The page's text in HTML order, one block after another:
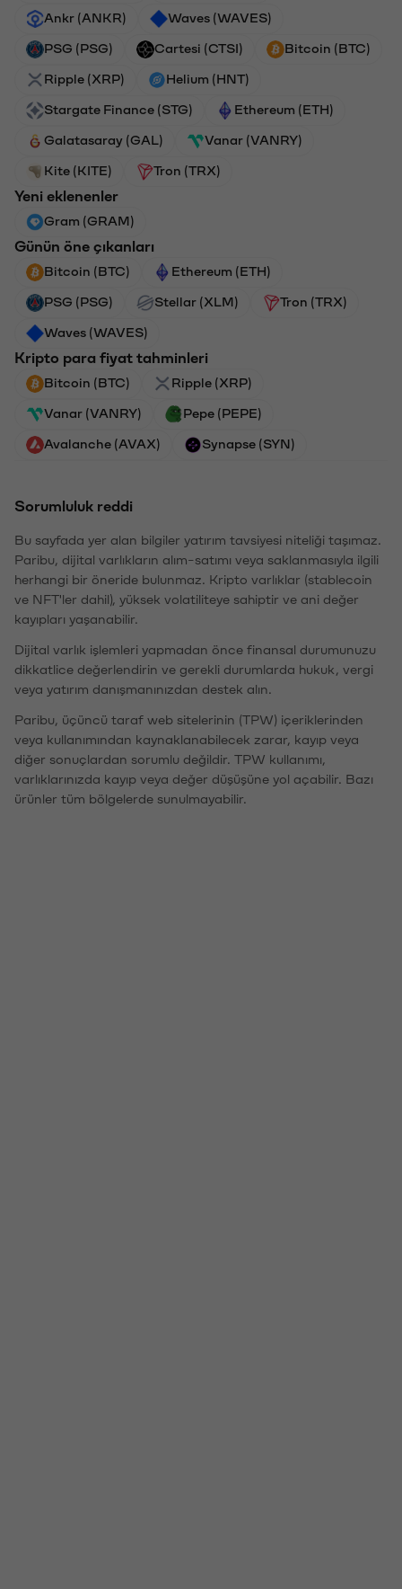
Ankr (ANKR) Waves (WAVES)
PSG (PSG) Cartesi (CTSI) Bitcoin (BTC)
Ripple (XRP) Helium (HNT)
Stargate Finance (STG) Ethereum (ETH)
Galatasaray (GAL) Vanar (VANRY)
Kite (KITE) Tron (TRX)
Yeni eklenenler
Gram (GRAM)
Günün öne çıkanları
Bitcoin (BTC) Ethereum (ETH)
PSG (PSG) Stellar (XLM) Tron (TRX)
Waves (WAVES)
Kripto para fiyat tahminleri
Bitcoin (BTC) Ripple (XRP)
Vanar (VANRY) Pepe (PEPE)
Avalanche (AVAX) Synapse (SYN)
Sorumluluk reddi
Bu sayfada yer alan bilgiler yatırım tavsiyesi niteliği taşımaz.
Paribu, dijital varlıkların alım-satımı veya saklanmasıyla ilgili
herhangi bir öneride bulunmaz. Kripto varlıklar (stablecoin
ve NFT'ler dahil), yüksek volatiliteye sahiptir ve ani değer
kayıpları yaşanabilir.
Dijital varlık işlemleri yapmadan önce finansal durumunuzu
dikkatlice değerlendirin ve gerekli durumlarda hukuk, vergi
veya yatırım danışmanınızdan destek alın.
Paribu, üçüncü taraf web sitelerinin (TPW) içeriklerinden
veya kullanımından kaynaklanabilecek zarar, kayıp veya
diğer sonuçlardan sorumlu değildir. TPW kullanımı,
varlıklarınızda kayıp veya değer düşüşüne yol açabilir. Bazı
ürünler tüm bölgelerde sunulmayabilir.